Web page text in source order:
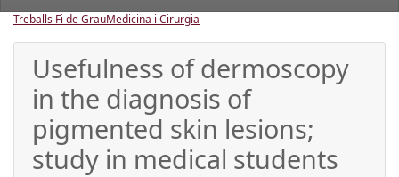
Treballs Fi de GrauMedicina i Cirurgia
Usefulness of dermoscopy
in the diagnosis of
pigmented skin lesions;
study in medical students